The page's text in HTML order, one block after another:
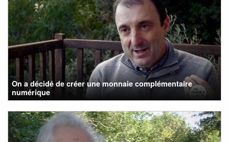
On a décidé de créer une monnaie complémentaire
numérique